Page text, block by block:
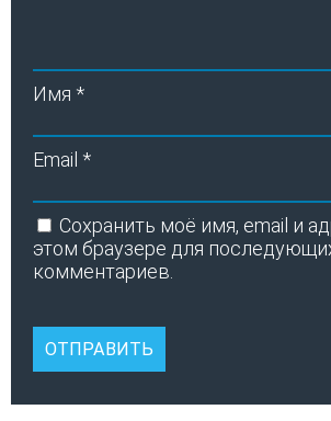
Имя *
Email *
Сохранить моё имя, email и
этом браузере для
комментариев.